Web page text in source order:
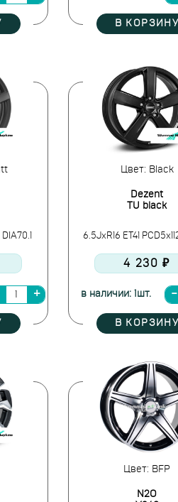
В КОРЗИНУ
Цвет: Black
Dezent
TU black
6.5JxR16 ET41
4 230 ₽
в наличии: 1шт.
В КОРЗИНУ
Цвет: BFP
N2O